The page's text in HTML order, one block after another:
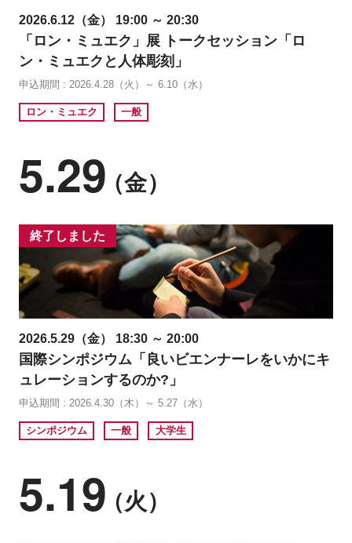
2026.6.12（金） 19:00 ～ 20:30
「ロン・ミュエク」展 トークセッション「ロ
ン・ミュエクと人体彫刻」
申込期間 : 2026.4.28（火）～ 6.10（水）
ロン・ミュエク 一般
5.29（金）
終了しました
2026.5.29（金） 18:30 ～ 20:00
国際シンポジウム「良いビエンナーレをいかにキ
ュレーションするのか?」
申込期間 : 2026.4.30（木）～ 5.27（水）
シンポジウム 一般 大学生
5.19（火）